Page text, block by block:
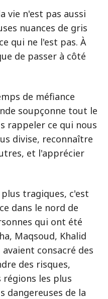
vie n'est pas aussi
nuances de gris
qui ne l'est pas. À
de passer à côté
de méfiance
soupçonne tout le
rappeler ce qui nous
divise, reconnaître
et l'apprécier
tragiques, c'est
dans le nord de
qui ont été
Maqsoud, Khalid
consacré des
des risques,
les plus
dangereuses de la